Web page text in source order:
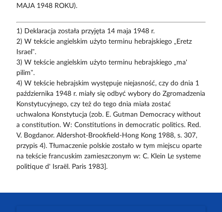
MAJA 1948 ROKU).
1) Deklaracja została przyjęta 14 maja 1948 r.
2) W tekście angielskim użyto terminu hebrajskiego „Eretz
Israel”.
3) W tekście angielskim użyto terminu hebrajskiego „ma'
pilim”.
4) W tekście hebrajskim występuje niejasność, czy do dnia 1
października 1948 r. miały się odbyć wybory do Zgromadzenia
Konstytucyjnego, czy też do tego dnia miała zostać
uchwalona Konstytucja (zob. E. Gutman Democracy without
a constitution. W: Constitutions in democratic politics. Red.
V. Bogdanor. Aldershot-Brookfield-Hong Kong 1988, s. 307,
przypis 4). Tłumaczenie polskie zostało w tym miejscu oparte
na tekście francuskim zamieszczonym w: C. Klein Le systeme
politique d' Israël. Paris 1983].